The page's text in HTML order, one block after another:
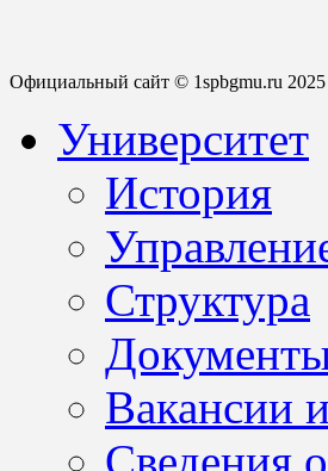
Официальный сайт © 1spbgmu.ru 2025
Университет
История
Структура
Вакансии